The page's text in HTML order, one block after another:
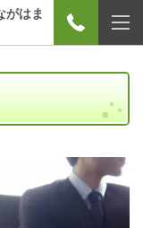
がはま